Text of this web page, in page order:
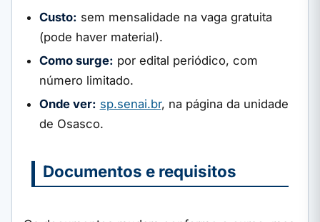
Custo: sem mensalidade na vaga gratuita
(pode haver material).
Como surge: por edital periódico, com
número limitado.
Onde ver: sp.senai.br, na página da unidade
de Osasco.
Documentos e requisitos